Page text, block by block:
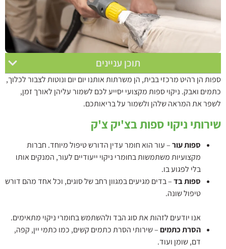
תוכן עניינים
ספות הן רהיט מרכזי בבית, הן משרתות אותנו יום יום ונוטות לצבור לכלוך,
כתמים ואבק. ניקוי ספות מקצועי יסייע לכם לשמור עליהן לאורך זמן,
לשפר את המראה שלהן ולשמור על בריאותכם.
שירותי ניקוי ספות בצ'יק צ'ק
ספות עור– עור הוא חומר עדין הדורש טיפול מיוחד. חברות
מקצועיות משתמשות בחומרי ניקוי ייעודיים לעור, המנקים אותו
בלי לפגוע בו.
ספות בד– בדים מגיעים במגוון רחב של סוגים, וכל אחד מהם דורש
טיפול שונה.
אנו יודעים לזהות את סוג הבד ולהשתמש בחומרי ניקוי מתאימים.
הסרת כתמים– שירותי הסרת כתמים קשים, כמו כתמי יין, קפה,
דם, שומן ועוד.